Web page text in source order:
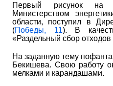
Первый рисунок на
Министерством
области, поступил в
(Победы, 11). В
«Раздельный сбор отходов
На заданную тему
Бекишева. Свою работу
мелками и карандашами.